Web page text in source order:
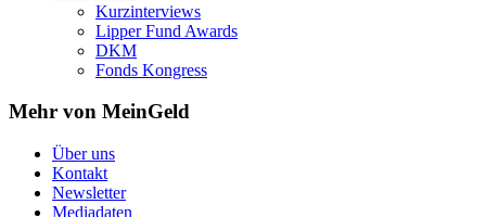
Kurzinterviews
Lipper Fund Awards
DKM
Fonds Kongress
Mehr von MeinGeld
Über uns
Kontakt
Newsletter
Mediadaten